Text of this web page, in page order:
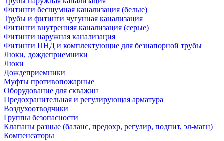
Фитинги бесшумная канализация (белые)
Трубы и фитинги чугунная канализация
Фитинги внутренняя канализация (серые)
Фитинги наружная канализация
Фитинги ПНД и комплектующие для безнапорной трубы
Люки, дождеприемники
Люки
Дождеприемники
Муфты противопожарные
Оборудование для скважин
Предохранительная и регулирующая арматура
Воздухоотводчики
Группы безопасности
Клапаны разные (баланс, предохр, регулир, подпит, эл-магн)
Компенсаторы